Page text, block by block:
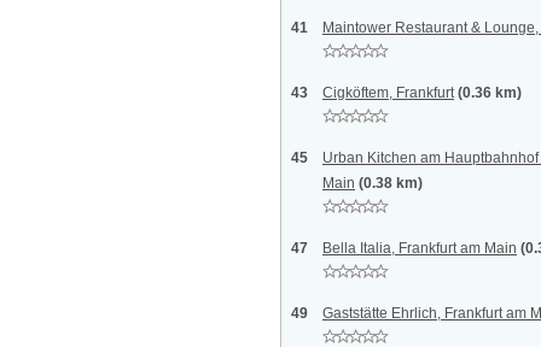
41 Maintower Restaurant &
43 Cigköftem, Frankfurt (0.36 km)
45
Urban Kitchen am
Main (0.38 km)
47 Bella Italia, Frankfurt am Main
49 Gaststätte Ehrlich, Frankfurt am